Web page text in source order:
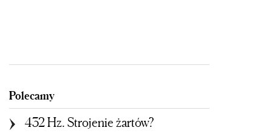
Polecamy
432 Hz. Strojenie żartów?